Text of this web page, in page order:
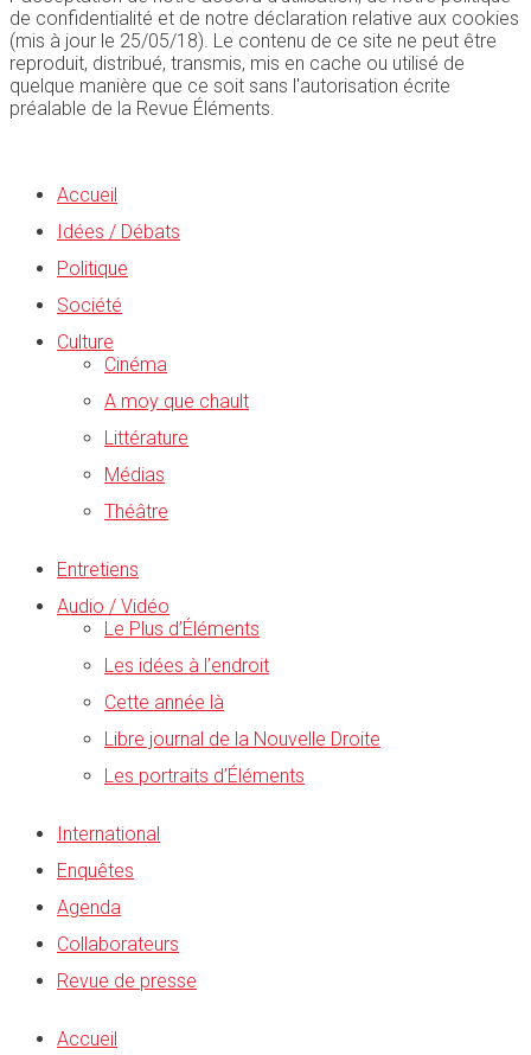
de confidentialité et de notre déclaration relative aux cookies
(mis à jour le 25/05/18). Le contenu de ce site ne peut être
reproduit, distribué, transmis, mis en cache ou utilisé de
quelque manière que ce soit sans l'autorisation écrite
préalable de la Revue Éléments.
Accueil
Idées / Débats
Politique
Société
Culture
Cinéma
A moy que chault
Littérature
Médias
Théâtre
Entretiens
Audio / Vidéo
Le Plus d’Éléments
Les idées à l’endroit
Cette année là
Libre journal de la Nouvelle Droite
Les portraits d’Éléments
International
Enquêtes
Agenda
Collaborateurs
Revue de presse
Accueil